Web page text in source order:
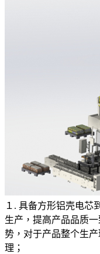
１. 具备方形铝壳电芯
生产，提高产品品质
势，对于产品整个生
理；